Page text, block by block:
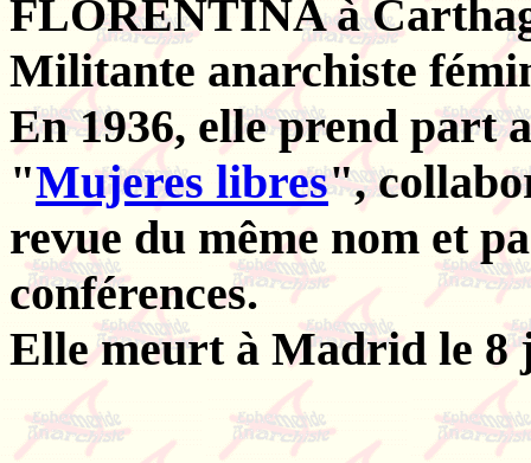
FLORENTINA à
Militante anarchiste
En 1936, elle prend part
"Mujeres libres",
revue du même nom et
conférences.
Elle meurt à Madrid le 8